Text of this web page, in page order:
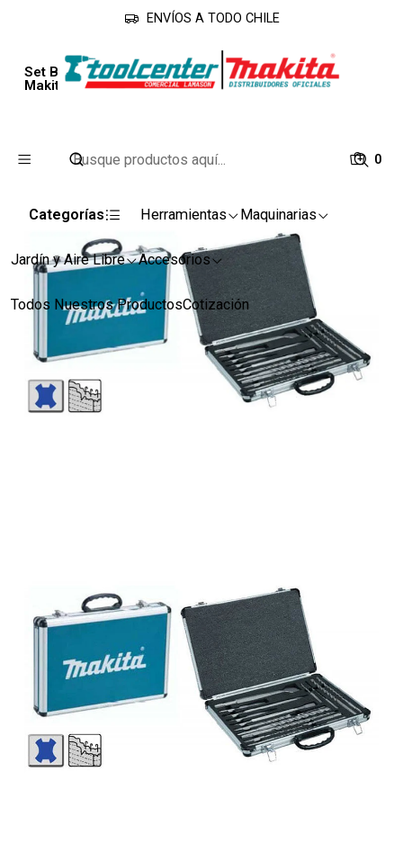
0
Categorías Herramientas Maquinarias
Jardín y Aire Libre Accesorios
Todos Nuestros ProductosCotización
ENVÍOS A TODO CHILE
Inicio Accesorios
Accesorios
Set Brocas y Cinceles Sds Plus 17 Unid. D-42145
Makita